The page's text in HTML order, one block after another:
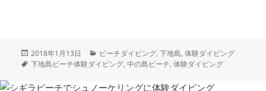
投
稿
2018年1月13日
カ
テ
リ
ビーチダイビング,下地島,体験ダイビング
タ
下地島ビーチ体験ダイビング,中の島ビーチ,体験ダイビング